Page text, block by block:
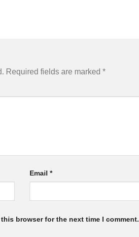
Required fields are marked *
Email*
browser for the next time I comment.